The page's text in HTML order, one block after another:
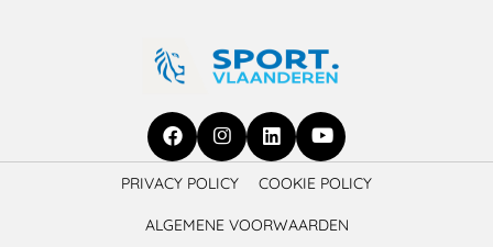
Ga
Facebook
Ga
Instagram
Ga
LinkedIn
Ga
YouTube
PRIVACY POLICY COOKIE POLICY
ALGEMENE VOORWAARDEN